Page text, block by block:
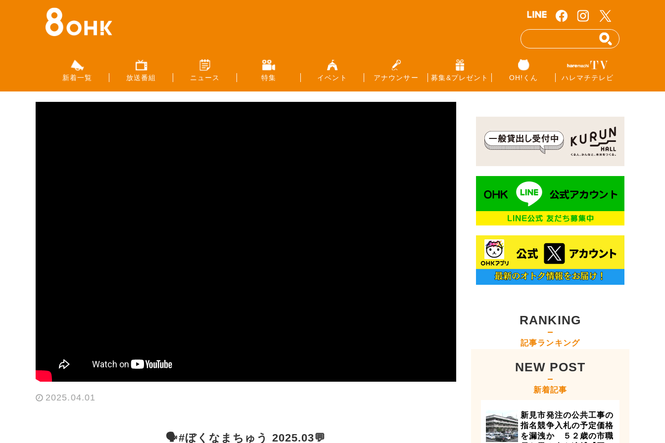
新着一覧 放送番組 ニュース 特集 イベント アナウンサー 募集&プレゼント OH!くん ハレマチテレビ
2025.04.01
🗣#ぼくなまちゅう 2025.03💬
RANKING
記事ランキング
NEW POST
新着記事
新見市発注の公共工事の
指名競争入札の予定価格
を漏洩か ５２歳の市職